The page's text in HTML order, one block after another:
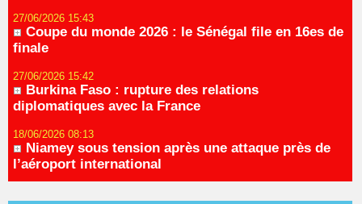
27/06/2026 15:43
Coupe du monde 2026 : le Sénégal file en 16es de
finale
27/06/2026 15:42
Burkina Faso : rupture des relations
diplomatiques avec la France
18/06/2026 08:13
Niamey sous tension après une attaque près de
l’aéroport international